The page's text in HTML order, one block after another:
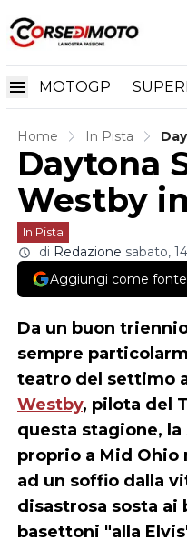
MOTOGP
Home In Pista
Daytona
Westby
In Pista
di Redazione sabato,
Aggiungi come
Da un buon
sempre
teatro del settimo
Westby, pilota del
questa stagione,
proprio a Mid Ohio
ad un soffio dalla
disastrosa sosta ai
basettoni "alla